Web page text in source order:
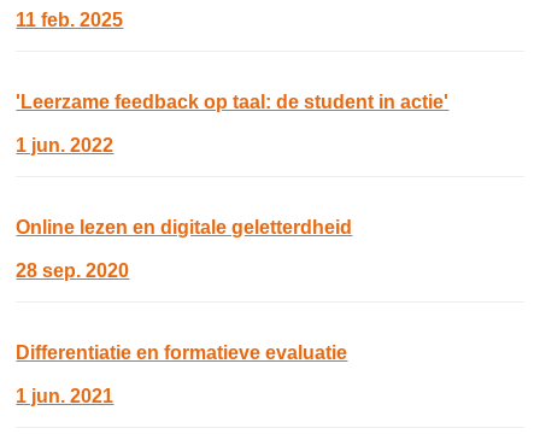
11 feb. 2025
'Leerzame feedback op taal: de student in actie'
1 jun. 2022
Online lezen en digitale geletterdheid
28 sep. 2020
Differentiatie en formatieve evaluatie
1 jun. 2021